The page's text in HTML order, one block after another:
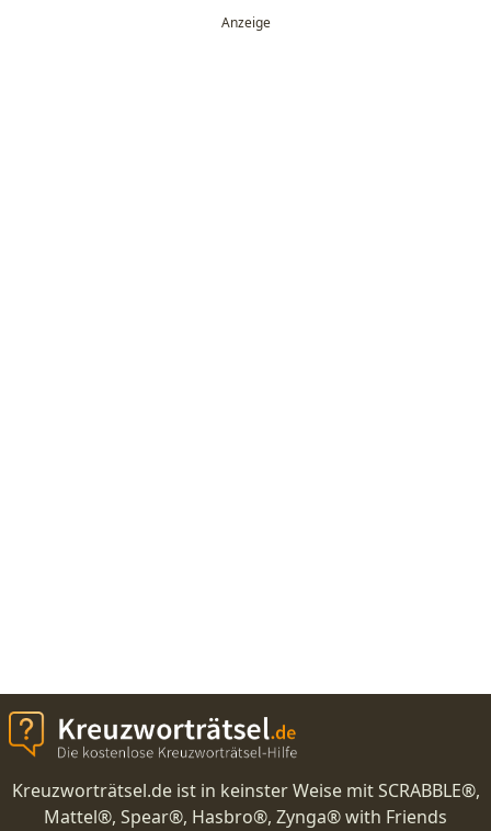
Kreuzworträtsel.de ist in keinster Weise mit SCRABBLE®,
Mattel®, Spear®, Hasbro®, Zynga® with Friends